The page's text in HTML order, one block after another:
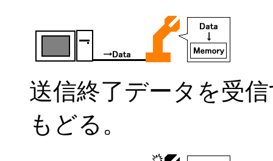
送信終了データを受
もどる。